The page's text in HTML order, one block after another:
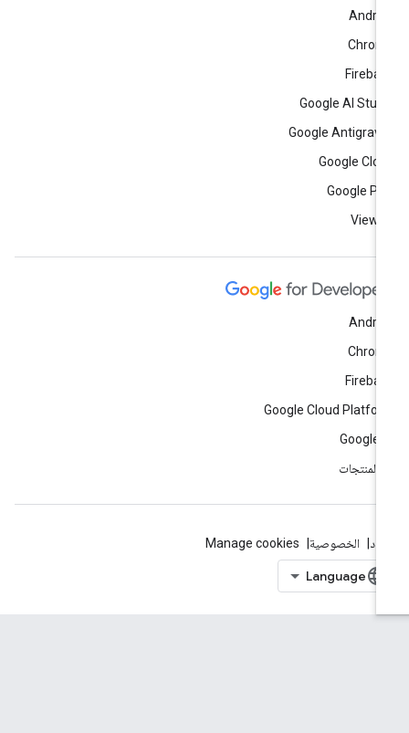
Google AI
Google
Google
Google
View
Google Cloud
Google
المنتجات
الخصوصية Manage cookies